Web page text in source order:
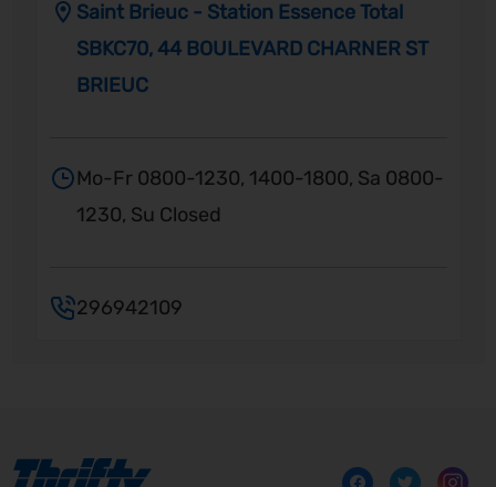
Saint Brieuc - Station Essence Total
SBKC70, 44 BOULEVARD CHARNER ST
BRIEUC
Mo-Fr 0800-1230, 1400-1800, Sa 0800-
1230, Su Closed
296942109